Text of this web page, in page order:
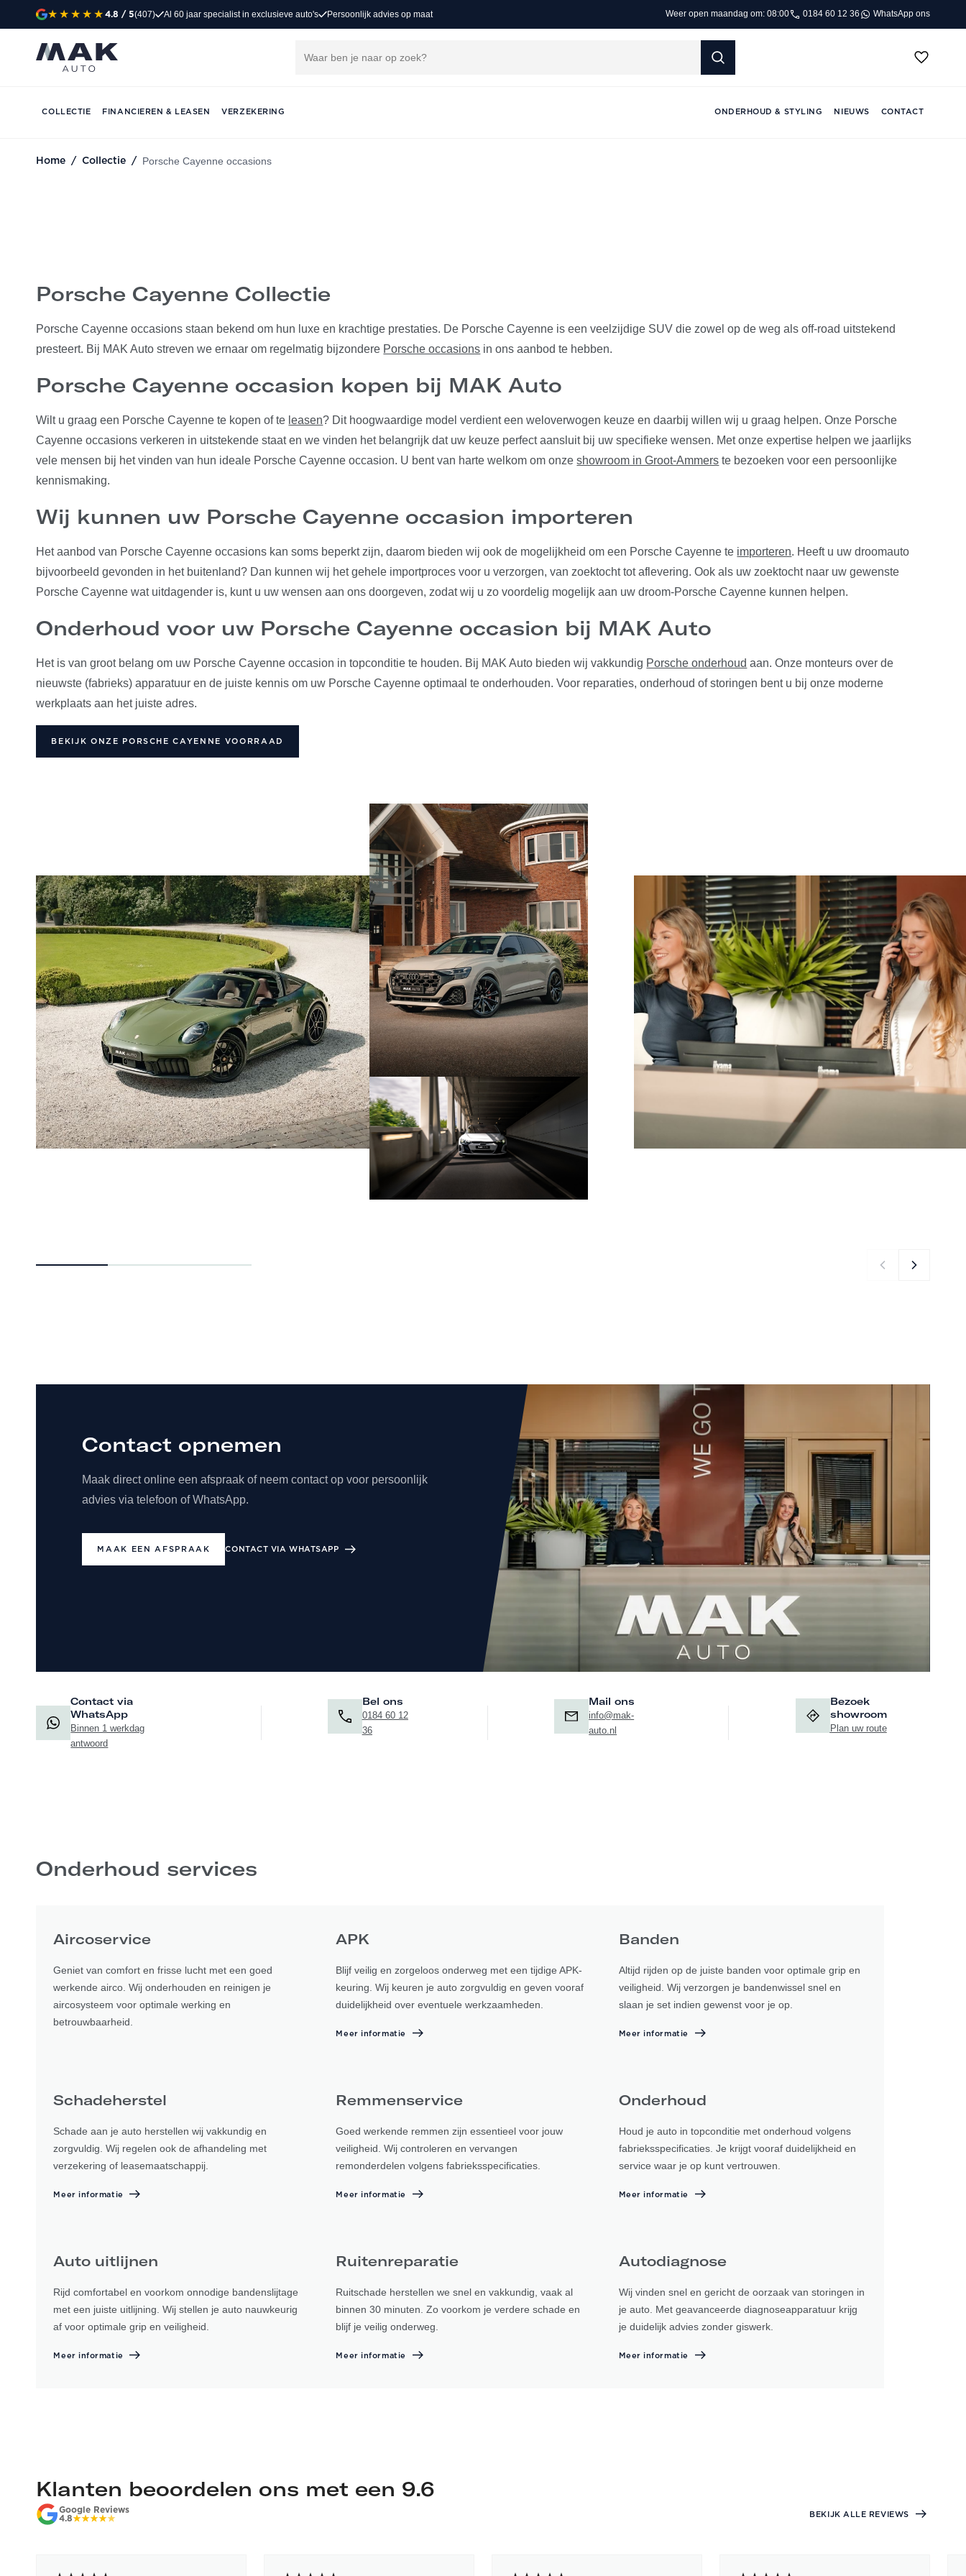
4.8 / 5(407) Al 60 jaar specialist in exclusieve auto's Persoonlijk advies op maat Weer open maandag om: 08:00 0184 60 12 36 WhatsApp ons
COLLECTIE FINANCIEREN & LEASEN VERZEKERING ONDERHOUD & STYLING NIEUWS CONTACT
Home / Collectie / Porsche Cayenne occasions
Porsche Cayenne occasions
Porsche Cayenne Collectie
Porsche Cayenne occasions staan bekend om hun luxe en krachtige prestaties. De Porsche Cayenne is een veelzijdige SUV die zowel op de weg als off-road uitstekend
presteert. Bij MAK Auto streven we ernaar om regelmatig bijzondere Porsche occasions in ons aanbod te hebben.
Porsche Cayenne occasion kopen bij MAK Auto
Wilt u graag een Porsche Cayenne te kopen of te leasen? Dit hoogwaardige model verdient een weloverwogen keuze en daarbij willen wij u graag helpen. Onze Porsche
Cayenne occasions verkeren in uitstekende staat en we vinden het belangrijk dat uw keuze perfect aansluit bij uw specifieke wensen. Met onze expertise helpen we jaarlijks
vele mensen bij het vinden van hun ideale Porsche Cayenne occasion. U bent van harte welkom om onzeshowroom in Groot-Ammers te bezoeken voor een persoonlijke
kennismaking.
Wij kunnen uw Porsche Cayenne occasion importeren
Het aanbod van Porsche Cayenne occasions kan soms beperkt zijn, daarom bieden wij ook de mogelijkheid om een Porsche Cayenne te importeren. Heeft u uw droomauto
bijvoorbeeld gevonden in het buitenland? Dan kunnen wij het gehele importproces voor u verzorgen, van zoektocht tot aflevering. Ook als uw zoektocht naar uw gewenste
Porsche Cayenne wat uitdagender is, kunt u uw wensen aan ons doorgeven, zodat wij u zo voordelig mogelijk aan uw droom-Porsche Cayenne kunnen helpen.
Onderhoud voor uw Porsche Cayenne occasion bij MAK Auto
Het is van groot belang om uw Porsche Cayenne occasion in topconditie te houden. Bij MAK Auto bieden wij vakkundig Porsche onderhoud aan. Onze monteurs over de
nieuwste (fabrieks) apparatuur en de juiste kennis om uw Porsche Cayenne optimaal te onderhouden. Voor reparaties, onderhoud of storingen bent u bij onze moderne
werkplaats aan het juiste adres.
BEKIJK ONZE PORSCHE CAYENNE VOORRAAD
Contact opnemen
Maak direct online een afspraak of neem contact op voor persoonlijk
advies via telefoon of WhatsApp.
MAAK EEN AFSPRAAK CONTACT VIA WHATSAPP
Contact via
WhatsApp
Binnen 1 werkdag
antwoord
Bel ons
0184 60 12
36
Mail ons
info@mak-
auto.nl
Bezoek
showroom
Plan uw route
Onderhoud services
Aircoservice
Geniet van comfort en frisse lucht met een goed
werkende airco. Wij onderhouden en reinigen je
aircosysteem voor optimale werking en
betrouwbaarheid.
APK
Blijf veilig en zorgeloos onderweg met een tijdige APK-
keuring. Wij keuren je auto zorgvuldig en geven vooraf
duidelijkheid over eventuele werkzaamheden.
Meer informatie
Banden
Altijd rijden op de juiste banden voor optimale grip en
veiligheid. Wij verzorgen je bandenwissel snel en
slaan je set indien gewenst voor je op.
Meer informatie
Schadeherstel
Schade aan je auto herstellen wij vakkundig en
zorgvuldig. Wij regelen ook de afhandeling met
verzekering of leasemaatschappij.
Meer informatie
Remmenservice
Goed werkende remmen zijn essentieel voor jouw
veiligheid. Wij controleren en vervangen
remonderdelen volgens fabrieksspecificaties.
Meer informatie
Onderhoud
Houd je auto in topconditie met onderhoud volgens
fabrieksspecificaties. Je krijgt vooraf duidelijkheid en
service waar je op kunt vertrouwen.
Meer informatie
Auto uitlijnen
Rijd comfortabel en voorkom onnodige bandenslijtage
met een juiste uitlijning. Wij stellen je auto nauwkeurig
af voor optimale grip en veiligheid.
Meer informatie
Ruitenreparatie
Ruitschade herstellen we snel en vakkundig, vaak al
binnen 30 minuten. Zo voorkom je verdere schade en
blijf je veilig onderweg.
Meer informatie
Autodiagnose
Wij vinden snel en gericht de oorzaak van storingen in
je auto. Met geavanceerde diagnoseapparatuur krijg
je duidelijk advies zonder giswerk.
Meer informatie
Klanten beoordelen ons met een 9.6
Google Reviews
4.8
BEKIJK ALLE REVIEWS